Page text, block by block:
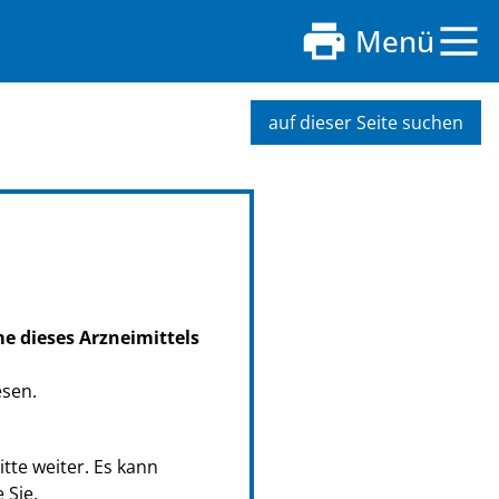
Menü
auf dieser Seite suchen
dieses Arzneimittels
weiter. Es kann
Sie.